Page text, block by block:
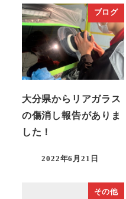
ブログ
大分県からリアガラス
の傷消し報告がありま
した！
投稿日
2022年6月21日
その他